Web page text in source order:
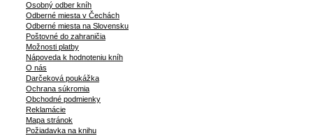
Osobný odber kníh
Odberné miesta v Čechách
Odberné miesta na Slovensku
Poštovné do zahraničia
Možnosti platby
Nápoveda k hodnoteniu kníh
O nás
Darčeková poukážka
Ochrana súkromia
Obchodné podmienky
Reklamácie
Mapa stránok
Požiadavka na knihu